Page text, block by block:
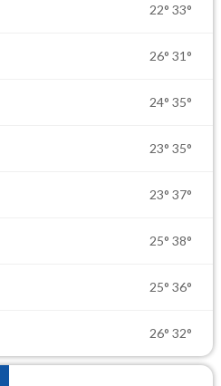
22° 33°
26° 31°
24° 35°
23° 35°
23° 37°
25° 38°
25° 36°
26° 32°